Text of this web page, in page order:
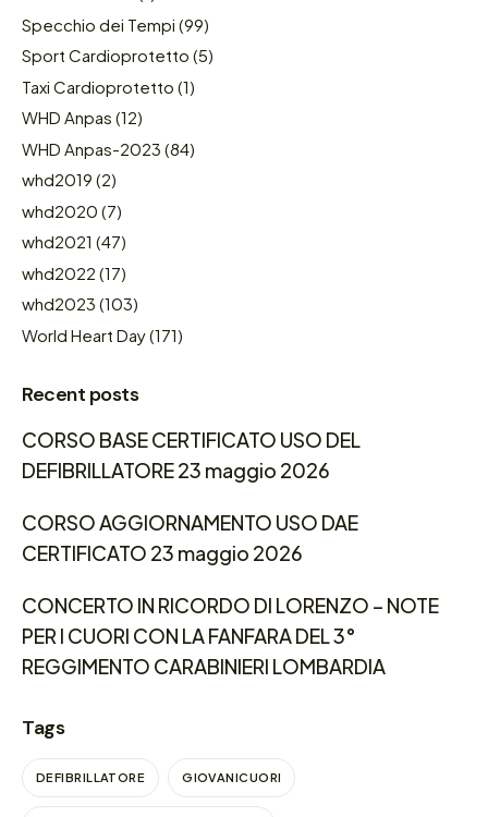
Specchio dei Tempi (99)
Sport Cardioprotetto (5)
Taxi Cardioprotetto (1)
WHD Anpas (12)
WHD Anpas-2023 (84)
whd2019 (2)
whd2020 (7)
whd2021 (47)
whd2022 (17)
whd2023 (103)
World Heart Day(171)
Recent posts
CORSO BASE CERTIFICATO USO DEL
DEFIBRILLATORE 23 maggio 2026
CORSO AGGIORNAMENTO USO DAE
CERTIFICATO 23 maggio 2026
CONCERTO IN RICORDO DI LORENZO – NOTE
PER I CUORI CON LA FANFARA DEL 3°
REGGIMENTO CARABINIERI LOMBARDIA
Tags
DEFIBRILLATORE GIOVANICUORI